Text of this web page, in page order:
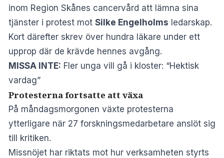
inom Region Skånes cancervård att lämna sina
tjänster i protest mot Silke Engelholms ledarskap.
Kort därefter skrev över hundra läkare under ett
upprop där de krävde hennes avgång.
MISSA INTE: Fler unga vill gå i kloster: “Hektisk
vardag”
Protesterna fortsatte att växa
På måndagsmorgonen växte protesterna
ytterligare när 27 forskningsmedarbetare anslöt sig
till kritiken.
Missnöjet har riktats mot hur verksamheten styrts